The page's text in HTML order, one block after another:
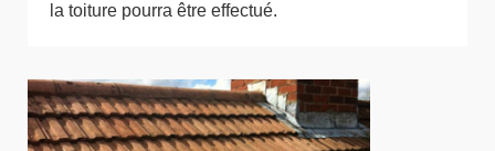
la toiture pourra être effectué.